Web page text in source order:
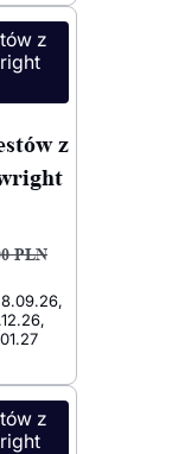
z
z
PLN
z